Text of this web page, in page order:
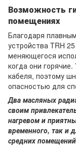
Возможность
помещениях
Благодаря
устройства TRH
меняющегося
когда они
кабеля, поэтому
опасностью для
Два масляных
своим
нагревом и
временного, так и
средних